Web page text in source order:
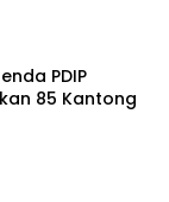
PDIP
85 Kantong